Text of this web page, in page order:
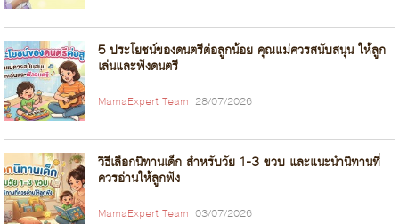
5 ประโยชน์ของดนตรีต่อลูกน้อย คุณแม่ควรสนับสนุน ให้ลูก
เล่นและฟังดนตรี
MamaExpert Team 28/07/2026
วิธีเลือกนิทานเด็ก สำหรับวัย 1-3 ขวบ และแนะนำนิทานที่
ควรอ่านให้ลูกฟัง
MamaExpert Team 03/07/2026